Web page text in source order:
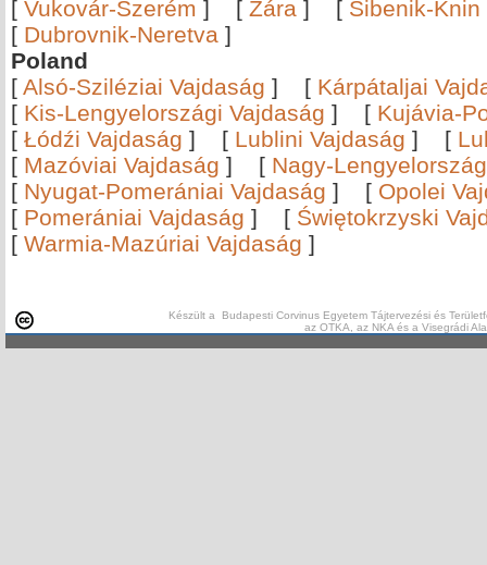
[ Vukovár-Szerém ] [ Zára ] [ Šibenik-Knin
[ Dubrovnik-Neretva ]
Poland
[ Alsó-Sziléziai Vajdaság ] [ Kárpátaljai
[ Kis-Lengyelországi Vajdaság ] [ Kujávia-
[ Łódźi Vajdaság ] [ Lublini Vajdaság ] [
[ Mazóviai Vajdaság ] [ Nagy-
[ Nyugat-Pomerániai Vajdaság ] [ Opolei
[ Pomerániai Vajdaság ] [ Świętokrzyski
[ Warmia-Mazúriai Vajdaság ]
Készült a Budapesti Corvinus Egyetem Tájtervezési és
az OTKA, az NKA és a Visegrádi